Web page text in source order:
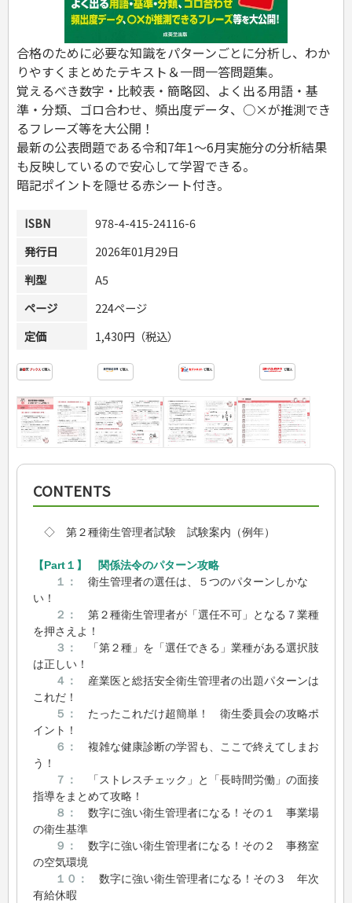
消防設備士
登録販売者
その他資格試験
合格のために必要な知識をパターンごとに分析し、わか
りやすくまとめたテキスト＆一問一答問題集。
覚えるべき数字・比較表・簡略図、よく出る用語・基
準・分類、ゴロ合わせ、頻出度データ、○×が推測でき
るフレーズ等を大公開！
最新の公表問題である令和7年1～6月実施分の分析結果
も反映しているので安心して学習できる。
暗記ポイントを隠せる赤シート付き。
ISBN
978-4-415-24116-6
発行日
2026年01月29日
判型
A5
ページ
224ページ
定価
1,430円（税込）
CONTENTS
◇ 第２種衛生管理者試験 試験案内（例年）
【Part１】 関係法令のパターン攻略
１：
衛生管理者の選任は、５つのパターンしかな
い！
２：
第２種衛生管理者が「選任不可」となる７業種
を押さえよ！
３：
「第２種」を「選任できる」業種がある選択肢
は正しい！
４：
産業医と総括安全衛生管理者の出題パターンは
これだ！
５：
たったこれだけ超簡単！ 衛生委員会の攻略ポ
イント！
６：
複雑な健康診断の学習も、ここで終えてしまお
う！
７：
「ストレスチェック」と「長時間労働」の面接
指導をまとめて攻略！
８：
数字に強い衛生管理者になる！その１ 事業場
の衛生基準
９：
数字に強い衛生管理者になる！その２ 事務室
の空気環境
１０：
数字に強い衛生管理者になる！その３ 年次
有給休暇